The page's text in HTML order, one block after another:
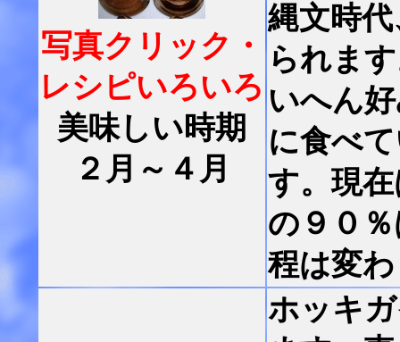
写真クリック・
レシピいろいろ
美味しい時期
２月～４月
縄文時
られま
いへん
に食べ
す。現
の９０
程は変
ホッキ